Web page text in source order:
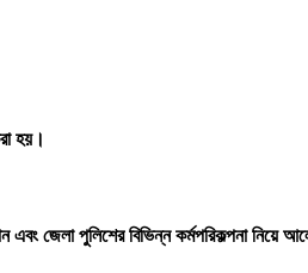
হয়।
এবং জেলা পুলিশের বিভিন্ন কর্মপরিকল্পনা নিয়ে